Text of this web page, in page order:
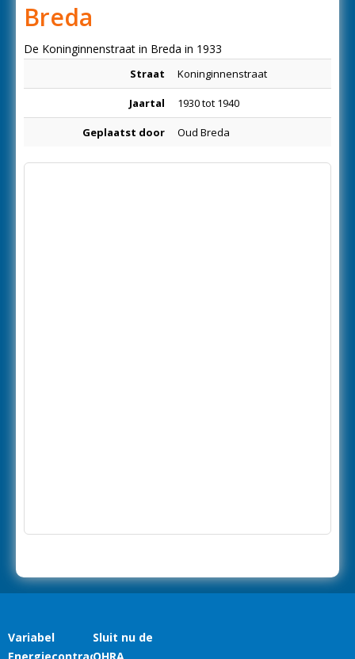
Breda
De Koninginnenstraat in Breda in 1933
Straat Koninginnenstraat
Jaartal 1930 tot 1940
Geplaatst door Oud Breda